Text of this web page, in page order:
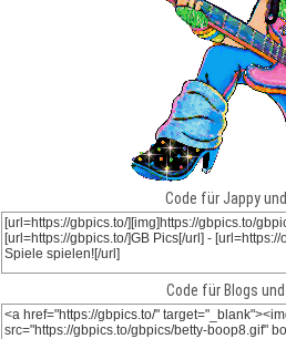
Code für Jappy und
Code für Blogs und